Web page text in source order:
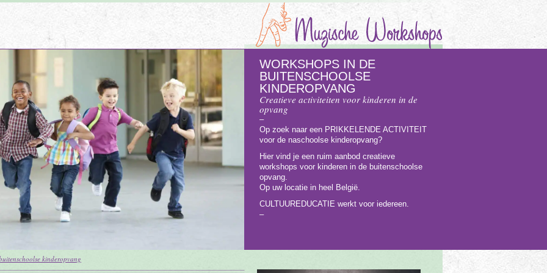
WORKSHOPS IN DE
BUITENSCHOOLSE
KINDEROPVANG
Creatieve activiteiten voor kinderen in de
opvang
–
Op zoek naar een PRIKKELENDE ACTIVITEIT
voor de naschoolse kinderopvang?
Hier vind je een ruim aanbod creatieve
workshops voor kinderen in de buitenschoolse
opvang.
Op uw locatie in heel België.
CULTUUREDUCATIE werkt voor iedereen.
–
kinderopvang